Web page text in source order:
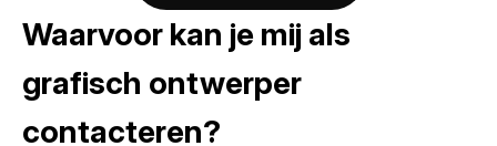
Waarvoor kan je mij als
grafisch ontwerper
contacteren?